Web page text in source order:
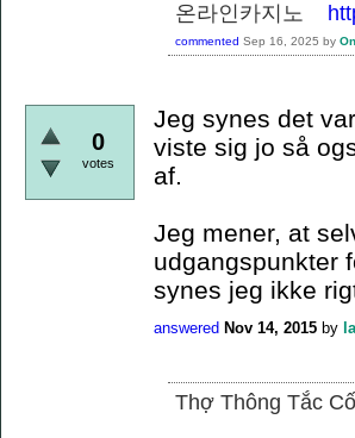
온라인카지노
commented Sep 16, 2025 by
0
votes
Jeg synes det
viste sig jo så
af.
Jeg mener, at
udgangspunkter
synes jeg ikke
answered Nov 14, 2015 by
Thợ Thông Tắc